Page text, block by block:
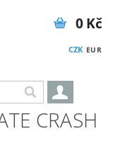
CZK EUR
0 Kč
CRASH